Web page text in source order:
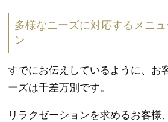
多様なニーズに対応するメニ
ン
すでにお伝えしているように、お
ーズは千差万別です。
リラクゼーションを求めるお客様